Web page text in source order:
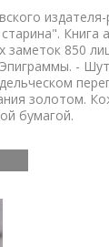
издателя-
Книга
заметок 850
-
золотом.
бумагой.